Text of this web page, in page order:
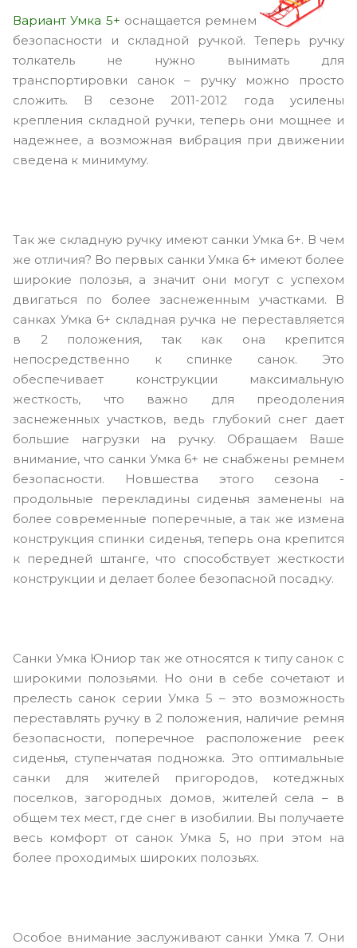
Вариант Умка 5+ оснащается ремнем
безопасности и складной ручкой. Теперь ручку
толкатель не нужно вынимать для
транспортировки санок – ручку можно просто
сложить. В сезоне 2011-2012 года усилены
крепления складной ручки, теперь они мощнее и
надежнее, а возможная вибрация при движении
сведена к минимуму.
Так же складную ручку имеют санки Умка 6+. В чем
же отличия? Во первых санки Умка 6+ имеют более
широкие полозья, а значит они могут с успехом
двигаться по более заснеженным участками. В
санках Умка 6+ складная ручка не переставляется
в 2 положения, так как она крепится
непосредственно к спинке санок. Это
обеспечивает конструкции максимальную
жесткость, что важно для преодоления
заснеженных участков, ведь глубокий снег дает
большие нагрузки на ручку. Обращаем Ваше
внимание, что санки Умка 6+ не снабжены ремнем
безопасности. Новшества этого сезона -
продольные перекладины сиденья заменены на
более современные поперечные, а так же измена
конструкция спинки сиденья, теперь она крепится
к передней штанге, что способствует жесткости
конструкции и делает более безопасной посадку.
Санки Умка Юниор так же относятся к типу санок с
широкими полозьями. Но они в себе сочетают и
прелесть санок серии Умка 5 – это возможность
переставлять ручку в 2 положения, наличие ремня
безопасности, поперечное расположение реек
сиденья, ступенчатая подножка. Это оптимальные
санки для жителей пригородов, котеджных
поселков, загородных домов, жителей села – в
общем тех мест, где снег в изобилии. Вы получаете
весь комфорт от санок Умка 5, но при этом на
более проходимых широких полозьях.
Особое внимание заслуживают санки Умка 7. Они